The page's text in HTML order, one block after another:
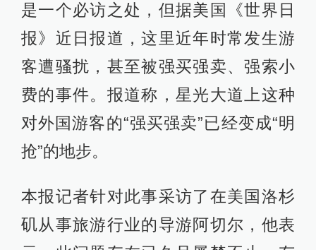
是一个必访之处，但据美国《世界日
报》近日报道，这里近年时常发生游
客遭骚扰，甚至被强买强卖、强索小
费的事件。报道称，星光大道上这种
对外国游客的“强买强卖”已经变成“明
抢”的地步。
本报记者针对此事采访了在美国洛杉
矶从事旅游行业的导游阿切尔，他表